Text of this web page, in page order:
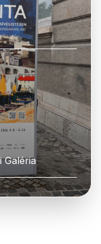
Galéria